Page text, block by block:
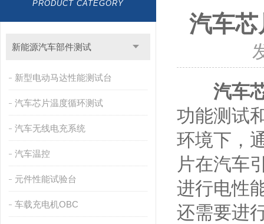
PRODUCT CATEGORY
新能源汽车部件测试
新型电动马达性能测试台
汽车芯片温度循环测试
汽车无线电充系统
汽车温控
元件性能试验台
车载充电机OBC
汽车
汽车
功能测试
环境下，
片在汽车
进行电性
还需要进